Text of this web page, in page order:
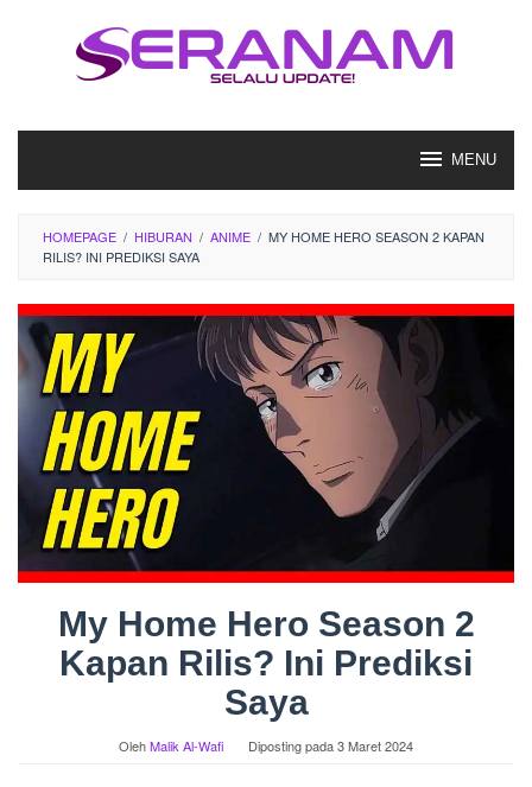
MENU
HOMEPAGE / HIBURAN / ANIME / MY HOME HERO SEASON 2 KAPAN
RILIS? INI PREDIKSI SAYA
My Home Hero Season 2
Kapan Rilis? Ini Prediksi
Saya
OlehMalik Al-Wafi Diposting pada3 Maret 2024